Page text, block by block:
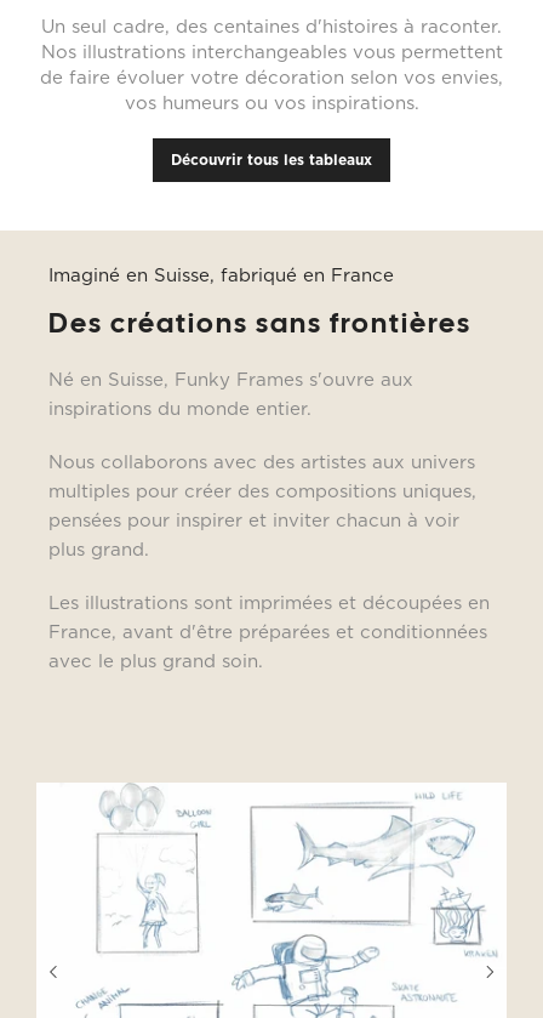
Un seul cadre, des centaines d'histoires à raconter.
Nos illustrations interchangeables vous permettent
de faire évoluer votre décoration selon vos envies,
vos humeurs ou vos inspirations.
Découvrir tous les tableaux
Imaginé en Suisse, fabriqué en France
Des créations sans frontières
Né en Suisse, Funky Frames s'ouvre aux
inspirations du monde entier.
Nous collaborons avec des artistes aux univers
multiples pour créer des compositions uniques,
pensées pour inspirer et inviter chacun à voir
plus grand.
Les illustrations sont imprimées et découpées en
France, avant d'être préparées et conditionnées
avec le plus grand soin.